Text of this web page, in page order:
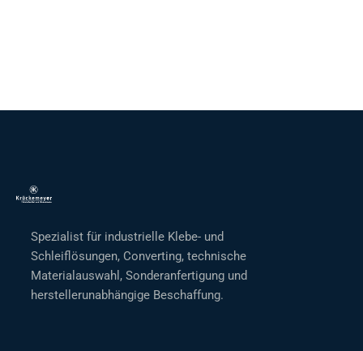
Spezialist für industrielle Klebe- und
Schleiflösungen, Converting, technische
Materialauswahl, Sonderanfertigung und
herstellerunabhängige Beschaffung.